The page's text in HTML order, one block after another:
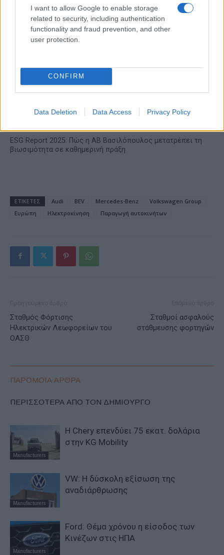
I want to allow Google to enable storage
related to security, including authentication
functionality and fraud prevention, and other
user protection.
CONFIRM
Data Deletion Data Access Privacy Policy
δεικτών FTSE4Good
Alpha Bank: Για πρώτη φορά το Αρχαίο Θέατρο Επιδαύρου
άνοιξε τις πύλες του σε όλους
ESG Report 2025: Πώς η ΑΒ Βασιλόπουλος μετατρέπει τη
βιωσιμότητα σε καθημερινή πράξη
ΕΤΙΚΕΤΕΣ Audi BEV Mercedes-Benz
Volkswagen Group
Ευρώπη
Ηλεκτροκίνηση Παραγωγή αυτοκινήτων
Σταθμός Φόρτισης
Ηλεκτρικών Λεωφορείων του
ΟΑΣΘ
Σταθμοί ασφαλούς
στάθμευσης φορτηγών
ΠΑΡΟΜΟΙΑ ΑΡΘΡΑ
ΠΕΡΙΣΣΟΤΕΡΑ ΑΠΟ ΤΟΝ ΔΗΜΙΟΥΡΓΟ
Manufacturers
Η Chery επενδύει 75 εκατ. δολάρια
στην KG Mobility
Manufacturers
VW: Η δύσκολη εξίσωση της
αναδιάρθρωσης
Manufacturers
Ford: Θέμα χρόνου η είσοδος των
Κινέζων στις ΗΠΑ